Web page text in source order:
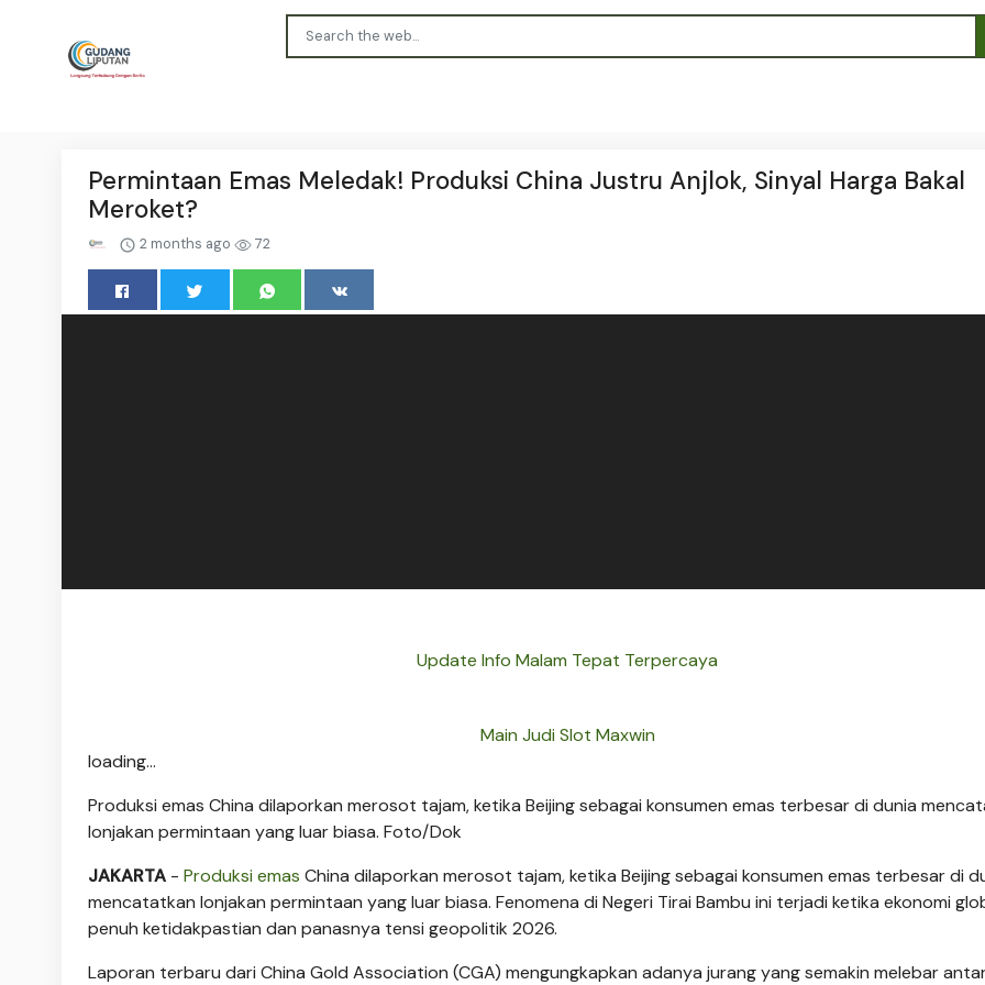
Permintaan Emas Meledak! Produksi China Justru Anjlok, Sinyal Harga Bakal
Meroket?
2 months ago 72
Update Info Malam Tepat Terpercaya
Main Judi Slot Maxwin
loading...
Produksi emas China dilaporkan merosot tajam, ketika Beijing sebagai konsumen emas terbesar di dunia
lonjakan permintaan yang luar biasa. Foto/Dok
JAKARTA - Produksi emas China dilaporkan merosot tajam, ketika Beijing sebagai konsumen emas terbesar di
mencatatkan lonjakan permintaan yang luar biasa. Fenomena di Negeri Tirai Bambu ini terjadi ketika ekonomi
penuh ketidakpastian dan panasnya tensi geopolitik 2026.
Laporan terbaru dari China Gold Association (CGA) mengungkapkan adanya jurang yang semakin melebar